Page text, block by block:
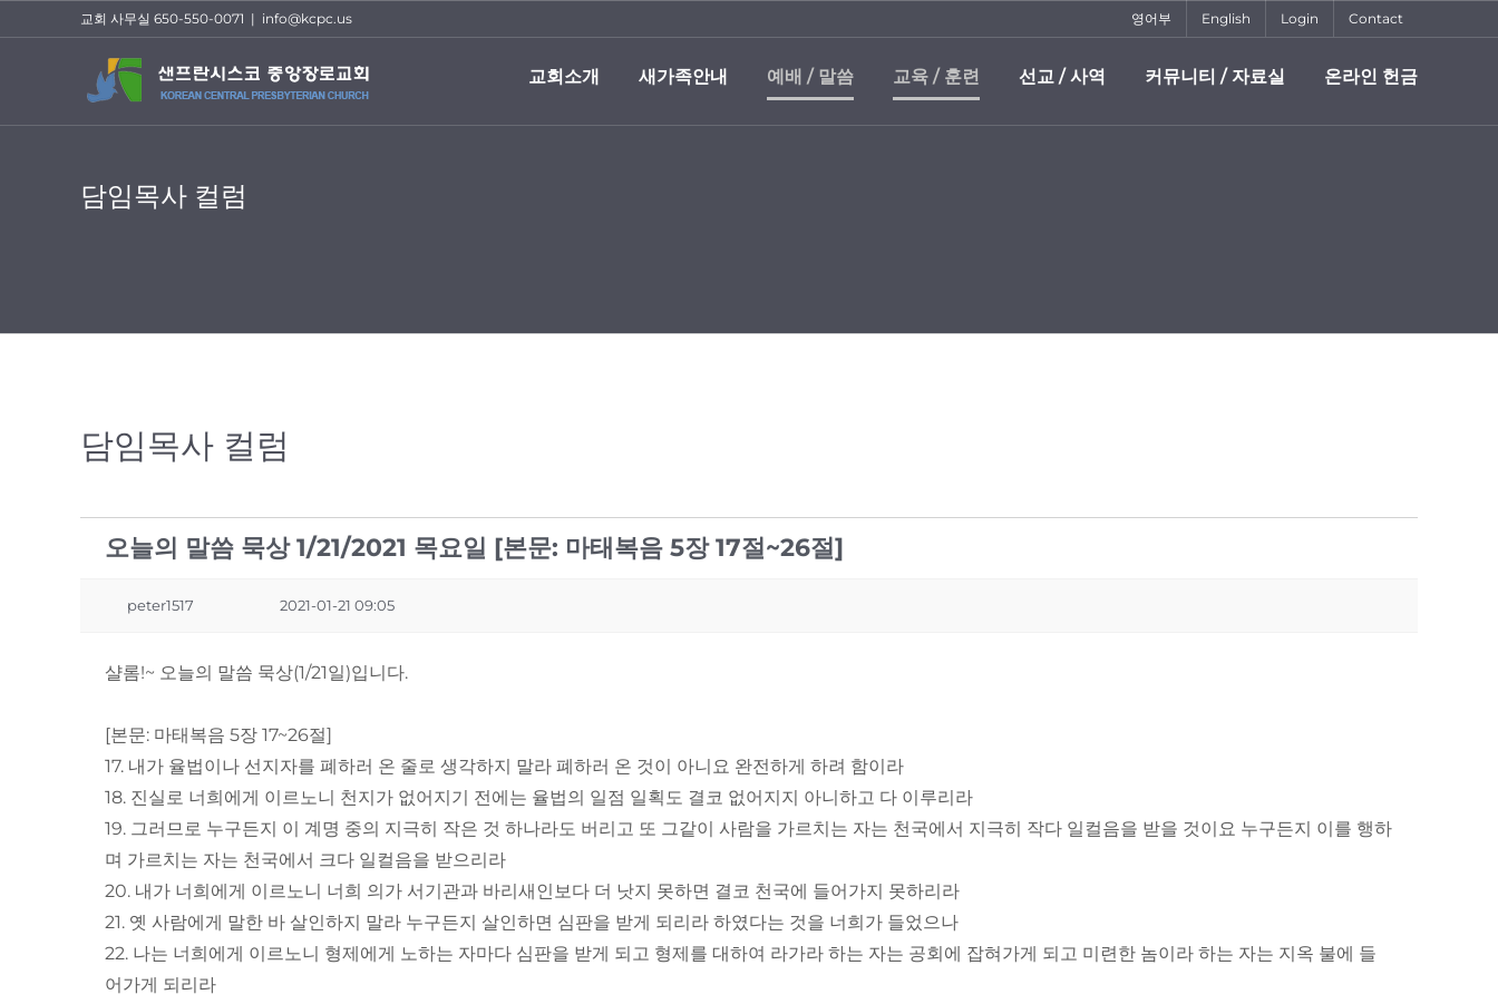
to
교회 사무실 650-550-0071 | info@kcpc.us 영어부 English Login Contact
교회소개 새가족안내 예배 / 말씀 교육 / 훈련 선교 / 사역 커뮤니티 / 자료실 온라인 헌금
담임목사 컬럼
담임목사 컬럼
오늘의 말씀 묵상 1/21/2021 목요일 [본문: 마태복음 5장 17절~26절]
peter1517 2021-01-21 09:05
샬롬!~ 오늘의 말씀 묵상(1/21일)입니다.
[본문: 마태복음 5장 17~26절]
17. 내가 율법이나 선지자를 폐하러 온 줄로 생각하지 말라 폐하러 온 것이 아니요 완전하게 하려 함이라
18. 진실로 너희에게 이르노니 천지가 없어지기 전에는 율법의 일점 일획도 결코 없어지지 아니하고 다 이루리라
19. 그러므로 누구든지 이 계명 중의 지극히 작은 것 하나라도 버리고 또 그같이 사람을 가르치는 자는 천국에서 지극히 작다 일컬음을 받을 것이요 누구든지 이를 행하
며 가르치는 자는 천국에서 크다 일컬음을 받으리라
20. 내가 너희에게 이르노니 너희 의가 서기관과 바리새인보다 더 낫지 못하면 결코 천국에 들어가지 못하리라
21. 옛 사람에게 말한 바 살인하지 말라 누구든지 살인하면 심판을 받게 되리라 하였다는 것을 너희가 들었으나
22. 나는 너희에게 이르노니 형제에게 노하는 자마다 심판을 받게 되고 형제를 대하여 라가라 하는 자는 공회에 잡혀가게 되고 미련한 놈이라 하는 자는 지옥 불에 들
어가게 되리라